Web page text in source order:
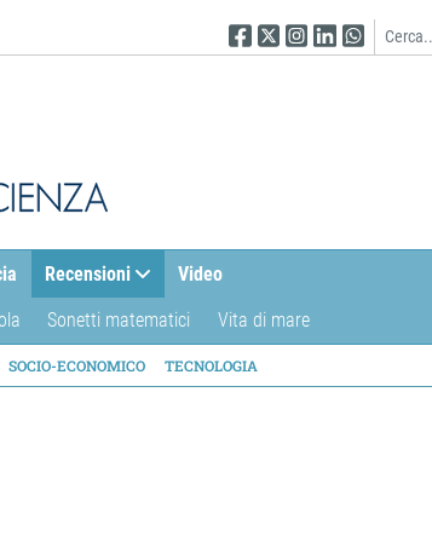
Seguici su Facebook
Seguici su Twitter
Seguici su
Seguici su
Seguici
Recensioni Video
Sonetti matematici Vita di mare
SOCIO-ECONOMICO TECNOLOGIA